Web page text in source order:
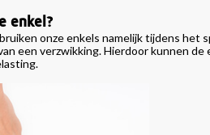
enkel?
onze enkels namelijk tijdens het
een verzwikking. Hierdoor kunnen